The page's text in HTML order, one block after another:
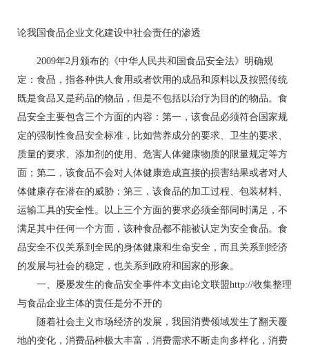
论我国食品企业文化建设中社会责任的渗透
2009年2月颁布的《中华人民共和国食品安全法》明确规
定：食品，指各种供人食用或者饮用的成品和原料以及按照传统
既是食品又是药品的物品，但是不包括以治疗为目的的物品。食
品安全主要包含三个方面的内容：第一，该食品必须符合国家规
定的强制性食品安全标准，比如营养成分的要求、卫生的要求、
质量的要求、添加剂的使用、危害人体健康物质的限量规定等方
面；第二，该食品不会对人体健康造成直接的损害结果或者对人
体健康存在潜在的威胁；第三，该食品的加工过程、包装材料、
运输工具的安全性。以上三个方面的要求必须全部同时满足，不
满足其中任何一个方面，该种食品都不能被认定为安全食品。食
品安全不仅关系到全民的身体健康和生命安全，而且关系到经济
的发展与社会的稳定，也关系到政府和国家的形象。
一、屡屡发生的食品安全事件本文由论文联盟http://收集整理
与食品企业主体的责任是分不开的
随着社会主义市场经济的发展，我国消费领域发生了翻天覆
地的变化，消费品种极大丰富，消费需求不断走向多样化，消费